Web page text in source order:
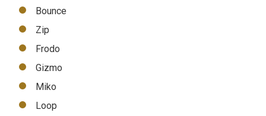
Bounce
Zip
Frodo
Gizmo
Miko
Loop